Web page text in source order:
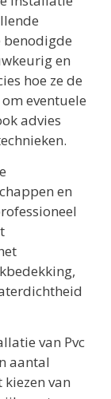
benodigde
en
hoe ze de
eventuele
advies
en
van Pvc
aantal
van